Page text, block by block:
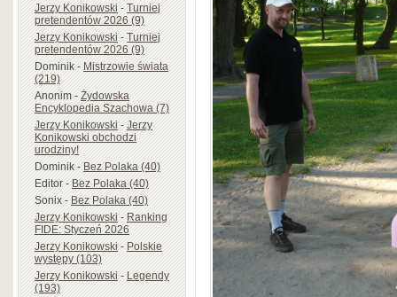
Jerzy Konikowski-Turniej
pretendentów 2026 (9)
Jerzy Konikowski-Turniej
pretendentów 2026 (9)
Dominik-Mistrzowie świata
(219)
Anonim-Żydowska
Encyklopedia Szachowa (7)
Jerzy Konikowski-Jerzy
Konikowski obchodzi
urodziny!
Dominik-Bez Polaka (40)
Editor-Bez Polaka (40)
Sonix-Bez Polaka (40)
Jerzy Konikowski-Ranking
FIDE: Styczeń 2026
Jerzy Konikowski-Polskie
występy (103)
Jerzy Konikowski-Legendy
(193)